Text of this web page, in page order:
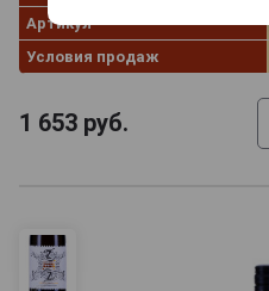
Артикул
Условия продаж
1 653 руб.